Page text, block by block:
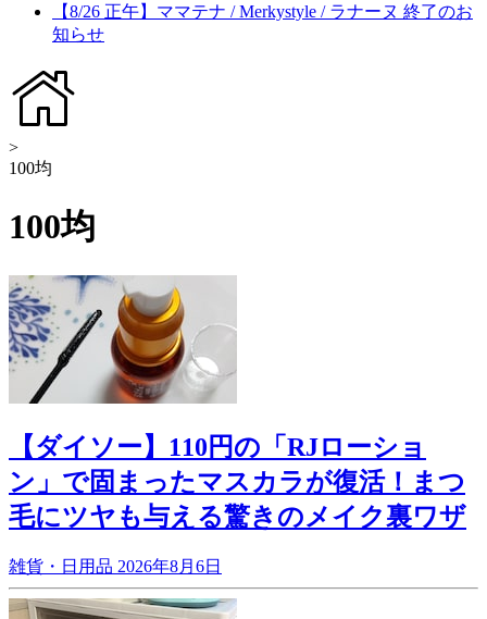
【8/26 正午】ママテナ / Merkystyle / ラナーヌ 終了のお
知らせ
>
100均
100均
【ダイソー】110円の「RJローショ
ン」で固まったマスカラが復活！まつ
毛にツヤも与える驚きのメイク裏ワザ
雑貨・日用品 2026年8月6日